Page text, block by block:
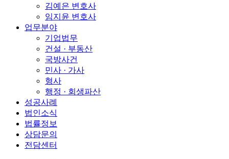
김예은 변호사
임지윤 변호사
업무분야
기업법무
건설 · 부동산
국방사건
민사 · 가사
형사
행정 · 회생파산
성공사례
법인소식
법률정보
상담문의
전담센터